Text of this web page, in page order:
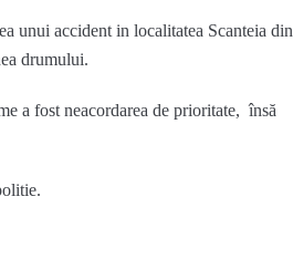
unui accident in localitatea Scanteia din
drumului.
a fost neacordarea de prioritate, însă